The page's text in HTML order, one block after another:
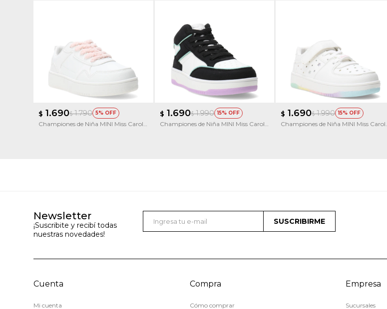
$ 1.690$ 1.790 5
Championes de Niña MINI Miss Carol
$ 1.690$ 1.990 15
Championes de Niña MINI Miss Carol
$ 1.690$ 1.990 15
Championes de Niña MINI Miss Carol
Newsletter
¡Suscribite y recibí todas
nuestras novedades!
SUSCRIBIRME
Cuenta
Mi cuenta
Compra
Cómo comprar
Empresa
Sucursales